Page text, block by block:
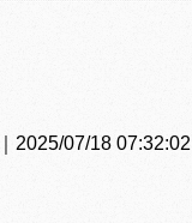
2025/07/18 07:32:02